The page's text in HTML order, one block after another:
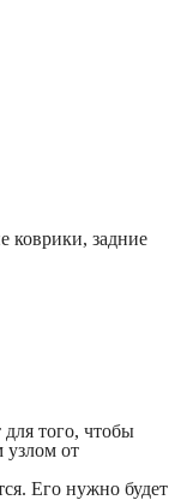
коврики, задние
того, чтобы
узлом от
Его нужно будет